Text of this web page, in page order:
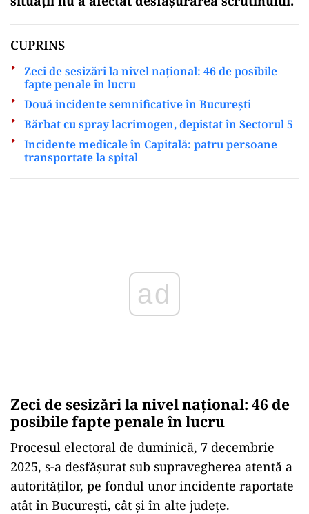
CUPRINS
Zeci de sesizări la nivel național: 46 de posibile
fapte penale în lucru
Două incidente semnificative în București
Bărbat cu spray lacrimogen, depistat în Sectorul 5
Incidente medicale în Capitală: patru persoane
transportate la spital
Zeci de sesizări la nivel național: 46 de
posibile fapte penale în lucru
Procesul electoral de duminică, 7 decembrie
2025, s-a desfășurat sub supravegherea atentă a
autorităților, pe fondul unor incidente raportate
atât în București, cât și în alte județe.